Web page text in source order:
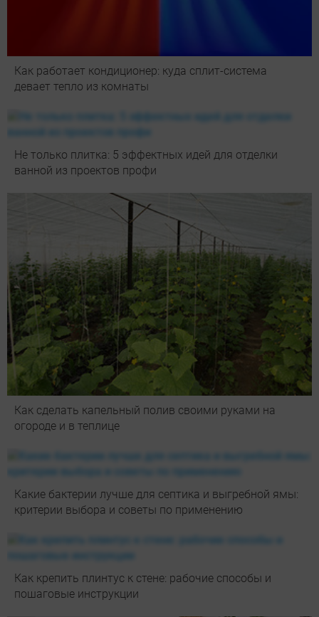
Как работает кондиционер: куда сплит-система
девает тепло из комнаты
Не только плитка: 5 эффектных идей для отделки
ванной из проектов профи
Как сделать капельный полив своими руками на
огороде и в теплице
Какие бактерии лучше для септика и выгребной ямы:
критерии выбора и советы по применению
Как крепить плинтус к стене: рабочие способы и
пошаговые инструкции